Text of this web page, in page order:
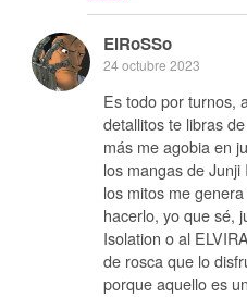
ElRoSSo
24 octubre 2023
Es todo por turnos,
detallitos te libras
más me agobia en
los mangas de
los mitos me
hacerlo, yo que sé,
Isolation o al
de rosca que lo
porque aquello es